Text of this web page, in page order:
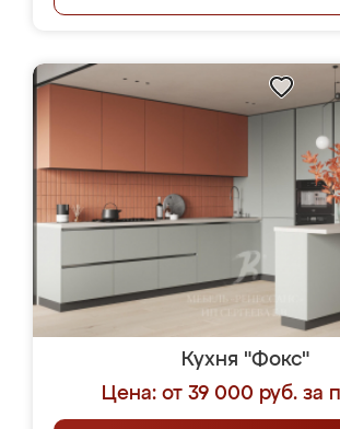
Кухня "Фокс"
Цена: от 39 000 руб. за